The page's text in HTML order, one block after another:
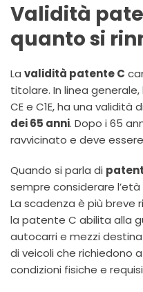
Validità
quanto si
La validità patente C
titolare. In linea
CE e C1E, ha una validità di
dei 65 anni. Dopo i 65
ravvicinato e deve
Quando si parla di
sempre considerare
La scadenza è più
la patente C abilita alla
autocarri e mezzi
di veicoli che richiedono
condizioni fisiche e